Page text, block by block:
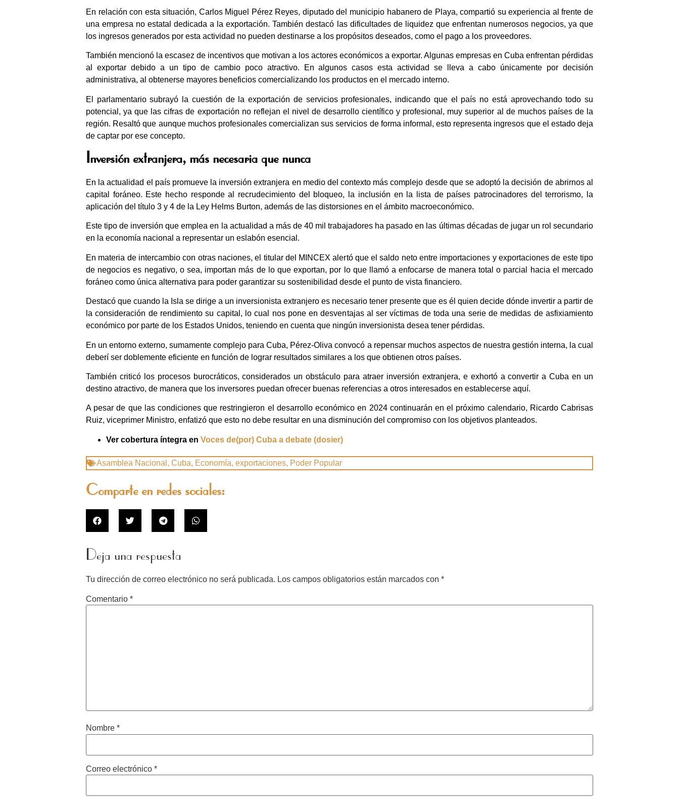
En relación con esta situación, Carlos Miguel Pérez Reyes, diputado del municipio habanero de Playa, compartió su experiencia al frente de
una empresa no estatal dedicada a la exportación. También destacó las dificultades de liquidez que enfrentan numerosos negocios, ya que
los ingresos generados por esta actividad no pueden destinarse a los propósitos deseados, como el pago a los proveedores.
También mencionó la escasez de incentivos que motivan a los actores económicos a exportar. Algunas empresas en Cuba enfrentan pérdidas
al exportar debido a un tipo de cambio poco atractivo. En algunos casos esta actividad se lleva a cabo únicamente por decisión
administrativa, al obtenerse mayores beneficios comercializando los productos en el mercado interno.
El parlamentario subrayó la cuestión de la exportación de servicios profesionales, indicando que el país no está aprovechando todo su
potencial, ya que las cifras de exportación no reflejan el nivel de desarrollo científico y profesional, muy superior al de muchos países de la
región. Resaltó que aunque muchos profesionales comercializan sus servicios de forma informal, esto representa ingresos que el estado deja
de captar por ese concepto.
Inversión extranjera, más necesaria que nunca
En la actualidad el país promueve la inversión extranjera en medio del contexto más complejo desde que se adoptó la decisión de abrirnos al
capital foráneo. Este hecho responde al recrudecimiento del bloqueo, la inclusión en la lista de países patrocinadores del terrorismo, la
aplicación del título 3 y 4 de la Ley Helms Burton, además de las distorsiones en el ámbito macroeconómico.
Este tipo de inversión que emplea en la actualidad a más de 40 mil trabajadores ha pasado en las últimas décadas de jugar un rol secundario
en la economía nacional a representar un eslabón esencial.
En materia de intercambio con otras naciones, el titular del MINCEX alertó que el saldo neto entre importaciones y exportaciones de este tipo
de negocios es negativo, o sea, importan más de lo que exportan, por lo que llamó a enfocarse de manera total o parcial hacia el mercado
foráneo como única alternativa para poder garantizar su sostenibilidad desde el punto de vista financiero.
Destacó que cuando la Isla se dirige a un inversionista extranjero es necesario tener presente que es él quien decide dónde invertir a partir de
la consideración de rendimiento su capital, lo cual nos pone en desventajas al ser víctimas de toda una serie de medidas de asfixiamiento
económico por parte de los Estados Unidos, teniendo en cuenta que ningún inversionista desea tener pérdidas.
En un entorno externo, sumamente complejo para Cuba, Pérez-Oliva convocó a repensar muchos aspectos de nuestra gestión interna, la cual
deberí ser doblemente eficiente en función de lograr resultados similares a los que obtienen otros países.
También criticó los procesos burocráticos, considerados un obstáculo para atraer inversión extranjera, e exhortó a convertir a Cuba en un
destino atractivo, de manera que los inversores puedan ofrecer buenas referencias a otros interesados en establecerse aquí.
A pesar de que las condiciones que restringieron el desarrollo económico en 2024 continuarán en el próximo calendario, Ricardo Cabrisas
Ruiz, viceprimer Ministro, enfatizó que esto no debe resultar en una disminución del compromiso con los objetivos planteados.
Ver cobertura íntegra en Voces de(por) Cuba a debate (dosier)
Asamblea Nacional , Cuba, Economía, exportaciones, Poder Popular
Comparte en redes sociales:
Deja una respuesta
Tu dirección de correo electrónico no será publicada. Los campos obligatorios están marcados con *
Comentario *
Nombre *
Correo electrónico *